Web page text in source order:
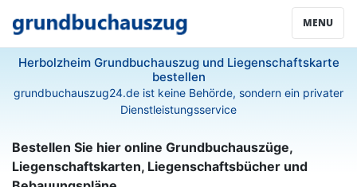
MENU
Herbolzheim Grundbuchauszug und Liegenschaftskarte
bestellen
grundbuchauszug24.de ist keine Behörde, sondern ein privater
Dienstleistungsservice
Bestellen Sie hier online Grundbuchauszüge,
Liegenschaftskarten, Liegenschaftsbücher und